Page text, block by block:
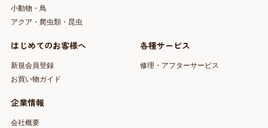
小動物・鳥
アクア・爬虫類・昆虫
はじめてのお客様へ
新規会員登録
お買い物ガイド
各種サービス
修理・アフターサービス
企業情報
会社概要